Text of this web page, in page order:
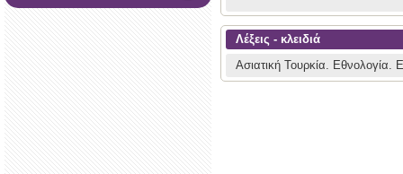
Λέξεις - κλειδιά
Ασιατική Τουρκία. Εθνολογία.